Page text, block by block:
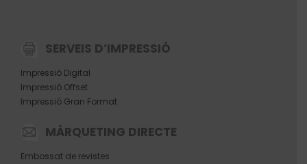
SERVEIS D’IMPRESSIÓ
Impressió Digital
Impressió Offset
Impressió Gran Format
MÀRQUETING DIRECTE
Embossat de revistes